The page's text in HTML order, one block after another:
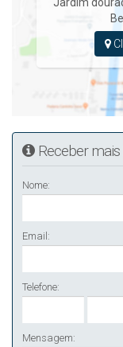
Receber
Nome:
Email:
Telefone:
Mensagem: